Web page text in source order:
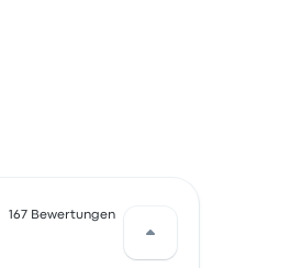
167 Bewertungen